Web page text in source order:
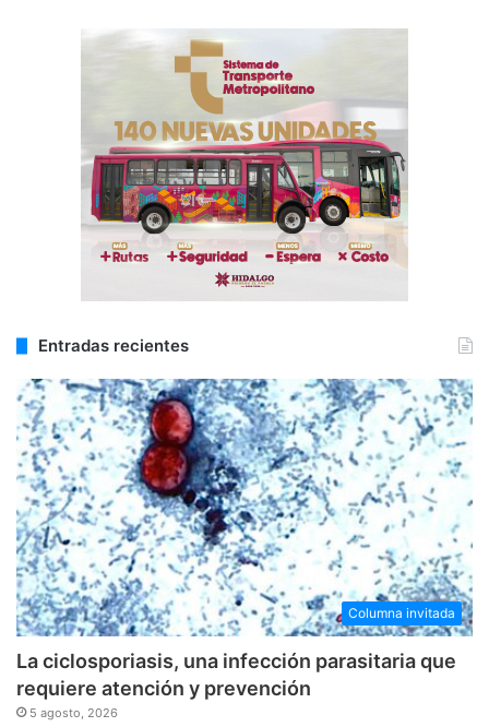
Entradas recientes
Columna invitada
La ciclosporiasis, una infección parasitaria que
requiere atención y prevención
5 agosto, 2026